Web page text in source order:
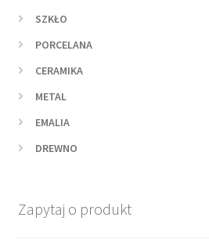
SZKŁO
PORCELANA
CERAMIKA
METAL
EMALIA
DREWNO
Zapytaj o produkt